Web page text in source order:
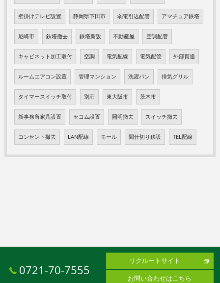
壁掛けテレビ設置 静岡県下田市 弱電引込配管 アマチュア鉄塔
尼崎市 鉄塔撤去 鉄塔新設 不動産屋 空調配管
キャビネット加工取付 空調 電気配線 電気配管 外部貫通
ルームエアコン設置 管理マンション 洗濯パン 排気グリル
タイマースイッチ取付 別荘 東大阪市 茨木市
新事務所家具設置 セコム設置 照明撤去 スイッチ撤去
コンセント撤去 LAN配線 モール 間仕切り移設 TEL配線
0721-70-7555
リクルートサイト
お問い合わせはこちら